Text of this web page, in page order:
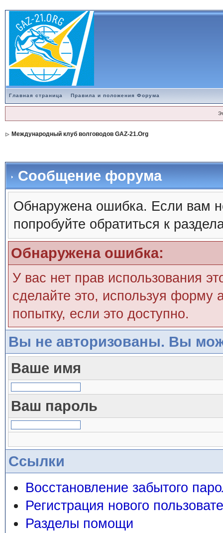
Главная страница Правила и положения Форума
Международный клуб волговодов GAZ-21.Org
Сообщение форума
Обнаружена ошибка. Если вам
попробуйте обратиться к
Обнаружена ошибка:
У вас нет прав использования
сделайте это, используя форму
попытку, если это доступно.
Вы не авторизованы. Вы
Ваше имя
Ваш пароль
Ссылки
Восстановление забытого
Регистрация нового
Разделы помощи